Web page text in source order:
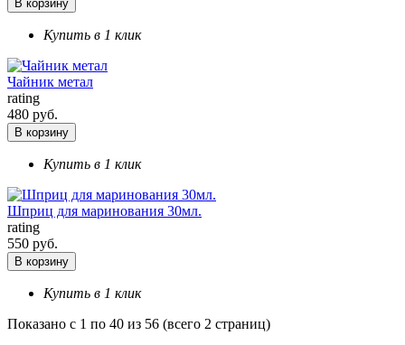
В корзину
Купить в 1 клик
Чайник метал
rating
480 руб.
В корзину
Купить в 1 клик
Шприц для маринования 30мл.
rating
550 руб.
В корзину
Купить в 1 клик
Показано с 1 по 40 из 56 (всего 2 страниц)